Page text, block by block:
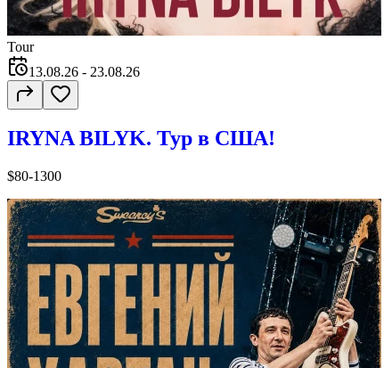
Tour
13.08.26 - 23.08.26
IRYNA BILYK. Тур в США!
$80-1300